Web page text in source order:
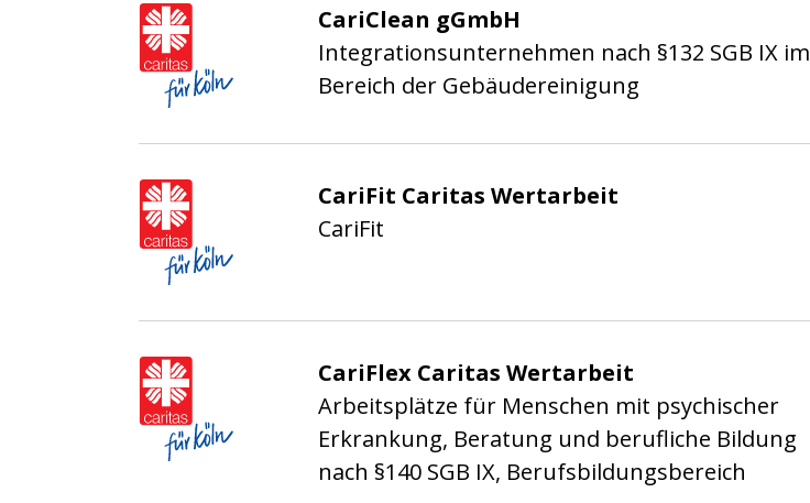
Caritasverband für die Stadt Köln e.V.
CariClean gGmbH
Integrationsunternehmen nach §132 SGB IX im
Bereich der Gebäudereinigung
Caritasverband für die Stadt Köln e.V.
CariFit Caritas Wertarbeit
CariFit
Caritasverband für die Stadt Köln e.V.
CariFlex Caritas Wertarbeit
Arbeitsplätze für Menschen mit psychischer
Erkrankung, Beratung und berufliche Bildung
nach §140 SGB IX, Berufsbildungsbereich